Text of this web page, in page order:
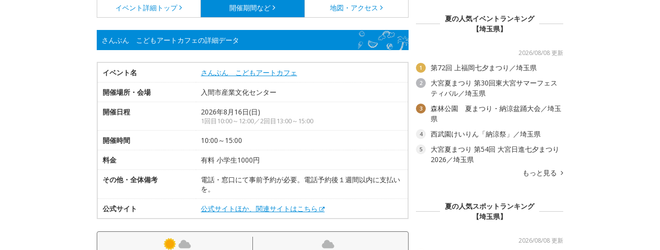
イベント詳細 トップ 開催期間など 地図・アクセス
さんぶん こどもアートカフェの詳細データ
イベント名 さんぶん こどもアートカフェ
開催場所・会場 入間市産業文化センター
開催日程 2026年8月16日(日)
1回目10:00～12:00／2回目13:00～15:00
開催時間 10:00～15:00
料金 有料 小学生1000円
その他・全体備考
電話・窓口にて事前予約が必要。電話予約後１週間以内に支払い
を。
公式サイト 公式サイトほか、関連サイトはこちら
夏の人気イベントランキング
【埼玉県】
2026/08/08 更新
1 第72回 上福岡七夕まつり／埼玉県
2
大宮夏まつり 第30回東大宮サマーフェス
ティバル／埼玉県
3
森林公園 夏まつり・納涼盆踊大会／埼玉
県
4 西武園けいりん「納涼祭」／埼玉県
5
大宮夏まつり 第54回 大宮日進七夕まつり
2026／埼玉県
もっと見る
夏の人気スポットランキング
【埼玉県】
2026/08/08 更新